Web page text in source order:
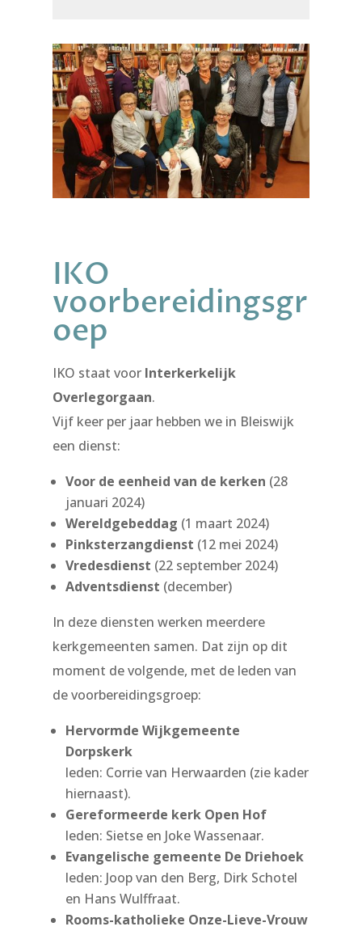
IKO
voorbereidingsgr
oep
IKO staat voor Interkerkelijk
Overlegorgaan.
Vijf keer per jaar hebben we in Bleiswijk
een dienst:
Voor de eenheid van de kerken (28
januari 2024)
Wereldgebeddag (1 maart 2024)
Pinksterzangdienst (12 mei 2024)
Vredesdienst (22 september 2024)
Adventsdienst (december)
In deze diensten werken meerdere
kerkgemeenten samen. Dat zijn op dit
moment de volgende, met de leden van
de voorbereidingsgroep:
Hervormde Wijkgemeente
Dorpskerk
leden: Corrie van Herwaarden (zie kader
hiernaast).
Gereformeerde kerk Open Hof
leden: Sietse en Joke Wassenaar.
Evangelische gemeente De Driehoek
leden: Joop van den Berg, Dirk Schotel
en Hans Wulffraat.
Rooms-katholieke Onze-Lieve-Vrouw